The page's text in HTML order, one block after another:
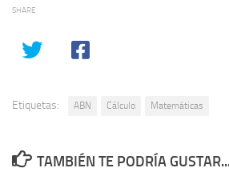
SHARE
Etiquetas: ABN Cálculo Matemáticas
TAMBIÉN TE PODRÍA